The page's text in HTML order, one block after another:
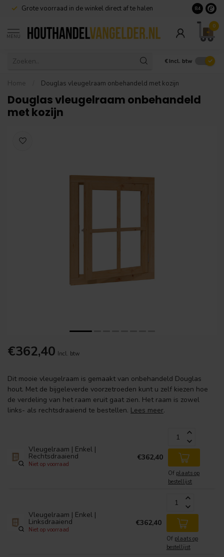
Grote voorraad in de winkel direct af te halen 8.4
MENU
0
€ Incl. btw
Home Douglas vleugelraam onbehandeld met kozijn
Douglas vleugelraam onbehandeld
met kozijn
€362,40 Incl. btw
Dit mooie vleugelraam is gemaakt van onbehandeld Douglas
hout. Met de bijgeleverde voorzetroeden kunt u zelf kiezen hoe
de verdeling van het raam eruit gaat zien. Het raam is zowel
links- als rechtsdraaiend te bestellen. Lees meer.
Vleugelraam | Enkel |
Rechtsdraaiend
Niet op voorraad
€362,40
Of plaats op
bestellijst
Vleugelraam | Enkel |
Linksdraaiend
Niet op voorraad
€362,40
Of plaats op
bestellijst